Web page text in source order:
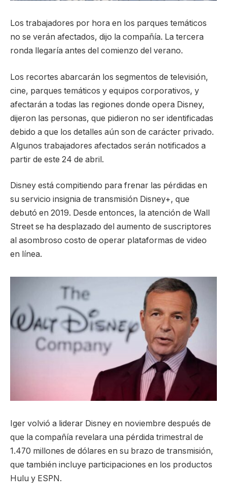
Los trabajadores por hora en los parques temáticos
no se verán afectados, dijo la compañía. La tercera
ronda llegaría antes del comienzo del verano.
Los recortes abarcarán los segmentos de televisión,
cine, parques temáticos y equipos corporativos, y
afectarán a todas las regiones donde opera Disney,
dijeron las personas, que pidieron no ser identificadas
debido a que los detalles aún son de carácter privado.
Algunos trabajadores afectados serán notificados a
partir de este 24 de abril.
Disney está compitiendo para frenar las pérdidas en
su servicio insignia de transmisión Disney+, que
debutó en 2019. Desde entonces, la atención de Wall
Street se ha desplazado del aumento de suscriptores
al asombroso costo de operar plataformas de video
en línea.
Iger volvió a liderar Disney en noviembre después de
que la compañía revelara una pérdida trimestral de
1.470 millones de dólares en su brazo de transmisión,
que también incluye participaciones en los productos
Hulu y ESPN.